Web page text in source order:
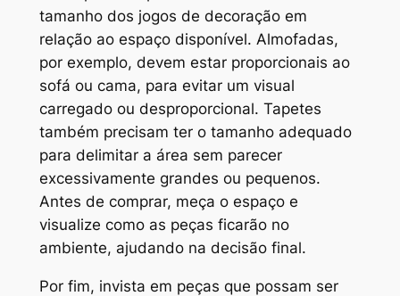
tamanho dos jogos de decoração em
relação ao espaço disponível. Almofadas,
por exemplo, devem estar proporcionais ao
sofá ou cama, para evitar um visual
carregado ou desproporcional. Tapetes
também precisam ter o tamanho adequado
para delimitar a área sem parecer
excessivamente grandes ou pequenos.
Antes de comprar, meça o espaço e
visualize como as peças ficarão no
ambiente, ajudando na decisão final.
Por fim, invista em peças que possam ser